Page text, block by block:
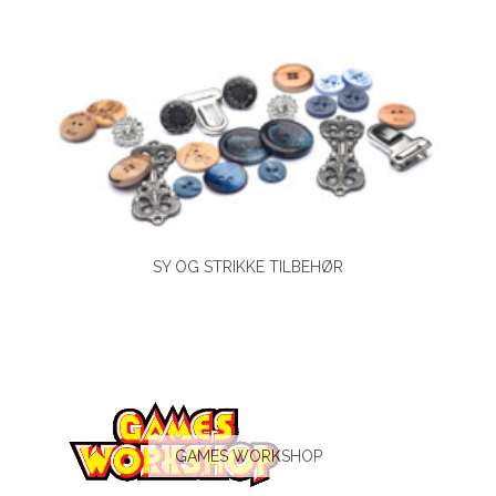
SY OG STRIKKE TILBEHØR
GAMES WORKSHOP